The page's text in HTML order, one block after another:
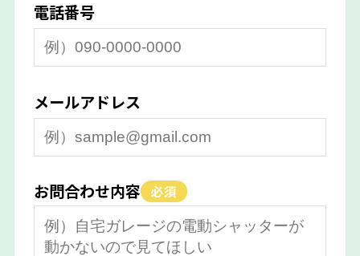
電話番号
メールアドレス
お問合わせ内容 必須